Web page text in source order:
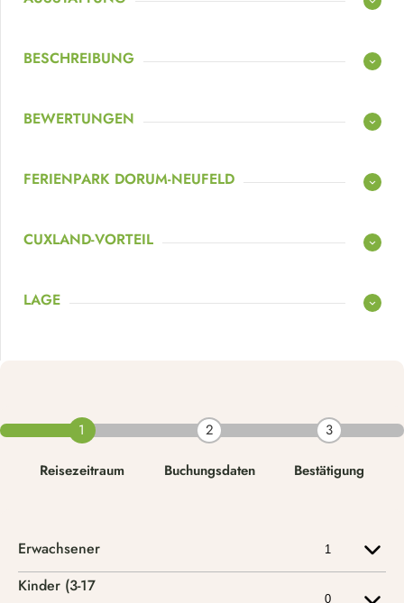
BESCHREIBUNG
BEWERTUNGEN
FERIENPARK DORUM-NEUFELD
CUXLAND-VORTEIL
LAGE